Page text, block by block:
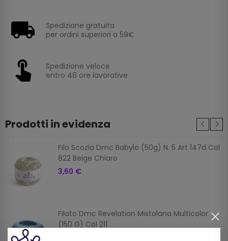
Spedizione gratuita
per ordini superiori a 59€
Spedizione veloce
entro 48 ore lavorative
Prodotti in evidenza
Filo Scozia Dmc Babylo (50g) N. 5 Art 147d Col
822 Beige Chiaro
3,60 €
Filato Dmc Revelation Mistolana Multicolor
(150 G) Col 211